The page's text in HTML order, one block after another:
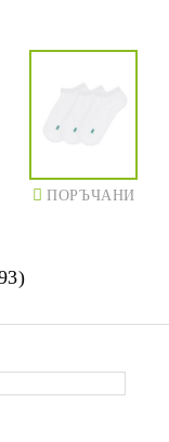
ПОРЪЧАНИ